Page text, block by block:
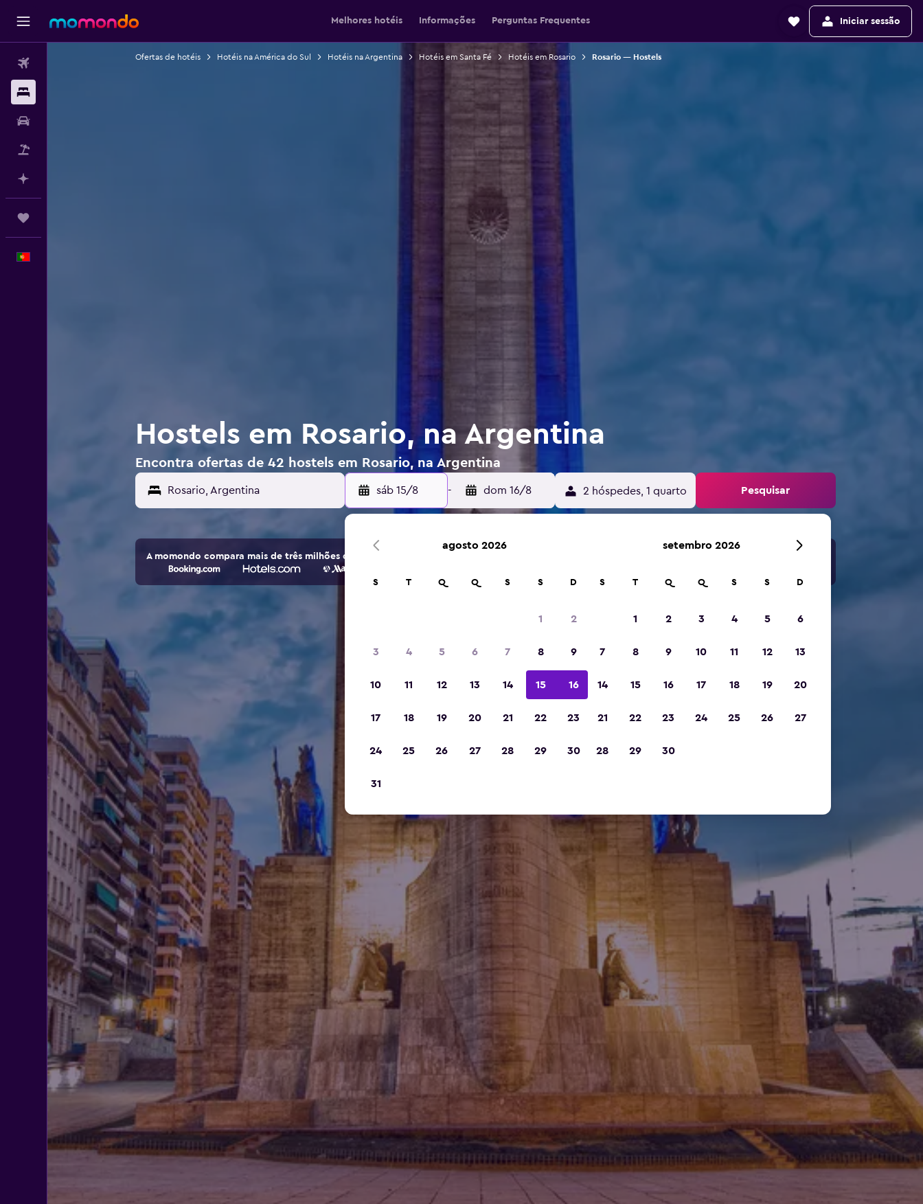
Melhores hotéis Informações Perguntas Frequentes Iniciar sessão
Ofertas de hotéis Hotéis na América do Sul Hotéis na Argentina Hotéis em Santa Fé Hotéis em Rosario Rosario — Hostels
Hostels em Rosario, na Argentina
Encontra ofertas de 42 hostels em Rosario, na Argentina
Rosario, Argentina sáb 15/8 - dom 16/8 2 hóspedes, 1 quarto Pesquisar
A momondo compara mais de três milhões de opções de hotéis e alojamento.
agosto 2026
S T Q Q S S D
1 2
3 4 5 6 7 8 9
10 11 12 13 14 15 16
17 18 19 20 21 22 23
24 25 26 27 28 29 30
31
setembro 2026
S T Q Q S S D
1 2 3 4 5 6
7 8 9 10 11 12 13
14 15 16 17 18 19 20
21 22 23 24 25 26 27
28 29 30